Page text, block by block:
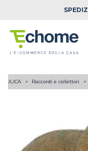
Raccordi e collettori